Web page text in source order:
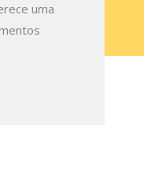
uma